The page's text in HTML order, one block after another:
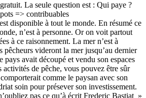
La seule question est : Qui paye ?
=> contribuables
disponible à tout le monde. En résumé ce
n’est à personne. Or on voit partout
à ce raisonnement. La mer n’est à
pêcheurs videront la mer jusqu’au dernier
pays avait découpé et vendu son espaces
activités de pêche, vous pouvez être sûr
comme le paysan avec son
soin pour présever son investissement.
pas ce qu’à écrit Frederic Bastiat »